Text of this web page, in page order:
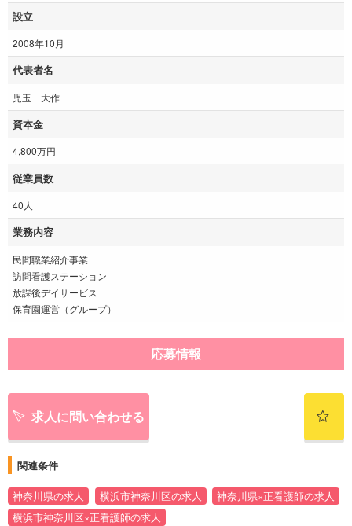
設立
2008年10月
代表者名
児玉 大作
資本金
4,800万円
従業員数
40人
業務内容
民間職業紹介事業
訪問看護ステーション
放課後デイサービス
保育園運営（グループ）
応募情報
求人に問い合わせる
関連条件
神奈川県の求人 横浜市神奈川区の求人
神奈川県×正看護師の求人
横浜市神奈川区×正看護師の求人